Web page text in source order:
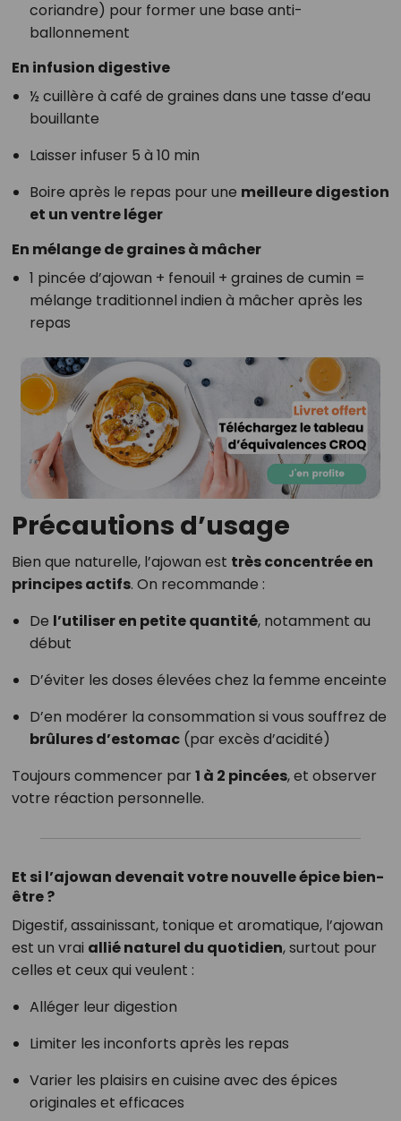
coriandre) pour former une base anti-
ballonnement
En infusion digestive
½ cuillère à café de graines dans une tasse d’eau
bouillante
Laisser infuser 5 à 10 min
Boire après le repas pour une meilleure digestion
et un ventre léger
En mélange de graines à mâcher
1 pincée d’ajowan + fenouil + graines de cumin =
mélange traditionnel indien à mâcher après les
repas
Précautions d’usage
Bien que naturelle, l’ajowan est très concentrée en
principes actifs. On recommande :
De l’utiliser en petite quantité, notamment au
début
D’éviter les doses élevées chez la femme enceinte
D’en modérer la consommation si vous souffrez de
brûlures d’estomac(par excès d’acidité)
Toujours commencer par 1 à 2 pincées, et observer
votre réaction personnelle.
Et si l’ajowan devenait votre nouvelle épice bien-
être ?
Digestif, assainissant, tonique et aromatique, l’ajowan
est un vrai allié naturel du quotidien, surtout pour
celles et ceux qui veulent :
Alléger leur digestion
Limiter les inconforts après les repas
Varier les plaisirs en cuisine avec des épices
originales et efficaces